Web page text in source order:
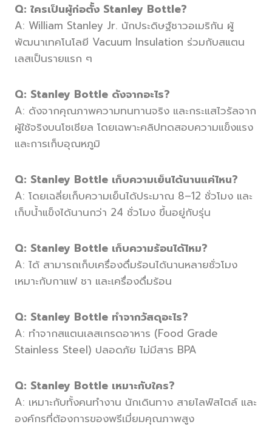
Q: ใครเป็นผู้ก่อตั้ง Stanley Bottle?
A: William Stanley Jr. นักประดิษฐ์ชาวอเมริกัน ผู้
พัฒนาเทคโนโลยี Vacuum Insulation ร่วมกับสแตน
เลสเป็นรายแรก ๆ
Q: Stanley Bottle ดังจากอะไร?
A: ดังจากคุณภาพความทนทานจริง และกระแสไวรัลจาก
ผู้ใช้จริงบนโซเชียล โดยเฉพาะคลิปทดสอบความแข็งแรง
และการเก็บอุณหภูมิ
Q: Stanley Bottle เก็บความเย็นได้นานแค่ไหน?
A: โดยเฉลี่ยเก็บความเย็นได้ประมาณ 8–12 ชั่วโมง และ
เก็บน้ำแข็งได้นานกว่า 24 ชั่วโมง ขึ้นอยู่กับรุ่น
Q: Stanley Bottle เก็บความร้อนได้ไหม?
A: ได้ สามารถเก็บเครื่องดื่มร้อนได้นานหลายชั่วโมง
เหมาะกับกาแฟ ชา และเครื่องดื่มร้อน
Q: Stanley Bottle ทำจากวัสดุอะไร?
A: ทำจากสแตนเลสเกรดอาหาร (Food Grade
Stainless Steel) ปลอดภัย ไม่มีสาร BPA
Q: Stanley Bottle เหมาะกับใคร?
A: เหมาะกับทั้งคนทำงาน นักเดินทาง สายไลฟ์สไตล์ และ
องค์กรที่ต้องการของพรีเมี่ยมคุณภาพสูง